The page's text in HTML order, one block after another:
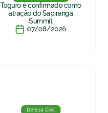
Toguro é confirmado como
atração do Sapiranga
Summit
07/08/2026
Defesa Civil